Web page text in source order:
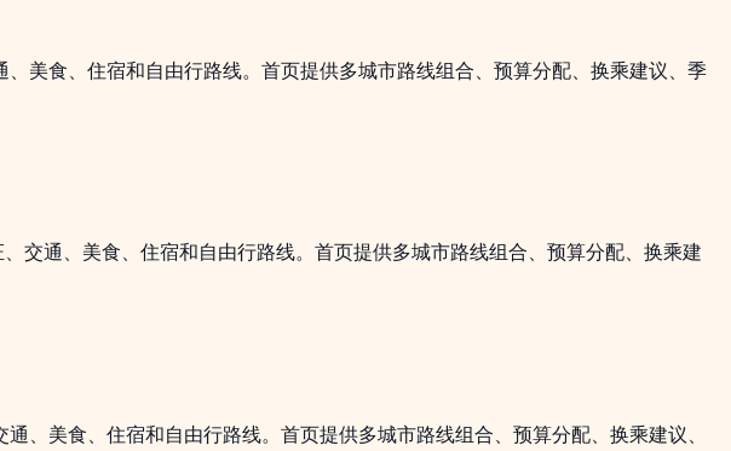
美食、住宿和自由行路线。首页提供多城市路线组合、预算分配、换乘建议、季
交通、美食、住宿和自由行路线。首页提供多城市路线组合、预算分配、换乘建
、美食、住宿和自由行路线。首页提供多城市路线组合、预算分配、换乘建议、